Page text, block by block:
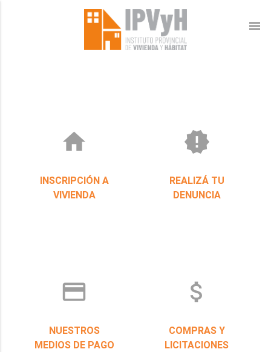
menu
home
INSCRIPCIÓN A
VIVIENDA
new_releases
REALIZÁ TU
DENUNCIA
credit_card
NUESTROS
MEDIOS DE PAGO
attach_money
COMPRAS Y
LICITACIONES